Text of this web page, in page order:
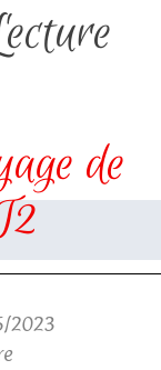
de
2023